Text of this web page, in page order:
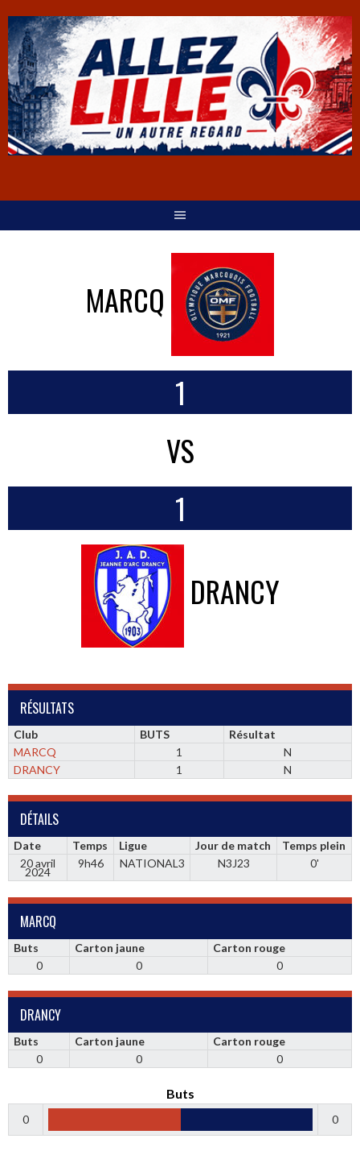
MARCQ
1
VS
1
DRANCY
RÉSULTATS
Club BUTS
Résultat
MARCQ
1
N
DRANCY
1 N
DÉTAILS
Date Temps Ligue Jour de match
Temps plein
20 avril
2024
9h46 NATIONAL3 N3J23 0'
MARCQ
Buts Carton jaune
Carton rouge
0
0 0
DRANCY
Buts Carton jaune
Carton rouge
0
0 0
Buts
0 0